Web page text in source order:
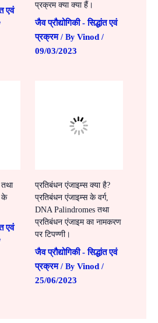
एवं
प्रक्रम क्या क्या हैं।
जैव प्रौद्योगिकी - सिद्धांत एवं
प्रक्रम/ By Vinod /
09/03/2023
के
एवं
प्रतिबंधन एंजाइम्स क्या है?
प्रतिबंधन एंजाइम्स के वर्ग,
DNA Palindromes तथा
प्रतिबंधन एंजाइम का नामकरण
पर टिपण्णी।
जैव प्रौद्योगिकी - सिद्धांत एवं
प्रक्रम/ By Vinod /
25/06/2023